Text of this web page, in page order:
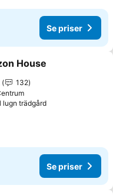
Se priser
i Mina Favoriter
House
132
lugn trädgårdSe priser
Se priser